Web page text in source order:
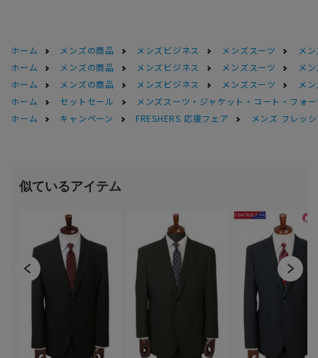
ホーム メンズの商品 メンズビジネス メンズスーツ
メ
ホーム
メンズの商品 メンズビジネス メンズスーツ
メ
ホーム
メンズの商品 メンズビジネス メンズスーツ
メ
ホーム
セットセール
メンズスーツ・ジャケット・コート・フォ
ホーム
キャンペーン FRESHERS 応援フェア メンズ フレッ